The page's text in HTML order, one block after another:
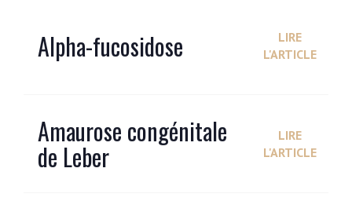
Alpha-fucosidose
LIRE
L'ARTICLE
Amaurose congénitale
de Leber
LIRE
L'ARTICLE